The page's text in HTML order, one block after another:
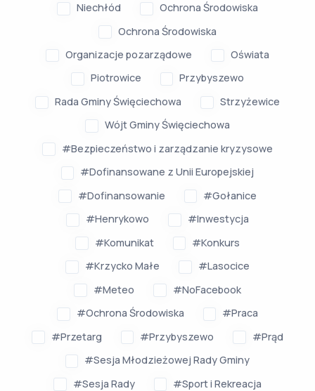
Niechłód
Ochrona Środowiska
Ochrona Środowiska
Organizacje pozarządowe
Oświata
Piotrowice
Przybyszewo
Rada Gminy Święciechowa
Strzyżewice
Wójt Gminy Święciechowa
#Bezpieczeństwo i zarządzanie kryzysowe
#Dofinansowane z Unii Europejskiej
#Dofinansowanie
#Gołanice
#Henrykowo
#Inwestycja
#Komunikat
#Konkurs
#Krzycko Małe
#Lasocice
#Meteo
#NoFacebook
#Ochrona Środowiska
#Praca
#Przetarg
#Przybyszewo
#Prąd
#Sesja Młodzieżowej Rady Gminy
#Sesja Rady
#Sport i Rekreacja